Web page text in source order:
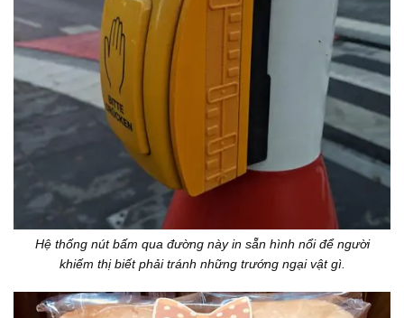
Hệ thống nút bấm qua đường này in sẵn hình nổi để người
khiếm thị biết phải tránh những trướng ngại vật gì.